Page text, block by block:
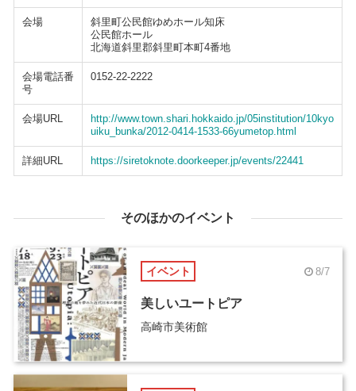
会場
斜里町公民館ゆめホール知床
公民館ホール
北海道斜里郡斜里町本町4番地
会場電話番
号
0152-22-2222
会場URL
http://www.town.shari.hokkaido.jp/05institution/10kyo
uiku_bunka/2012-0414-1533-66yumetop.html
詳細URL https://siretoknote.doorkeeper.jp/events/22441
そのほかのイベント
イベント 8/7
美しいユートピア
高崎市美術館